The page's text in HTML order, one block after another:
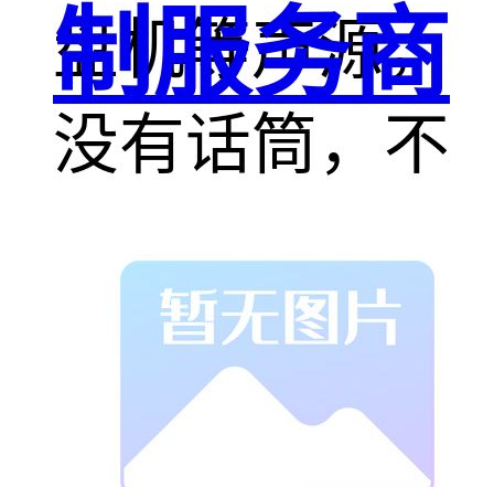
盘机等声源，
没有话筒，不
存在声反馈可
能，声反馈系
数为0，是广播
制服务商